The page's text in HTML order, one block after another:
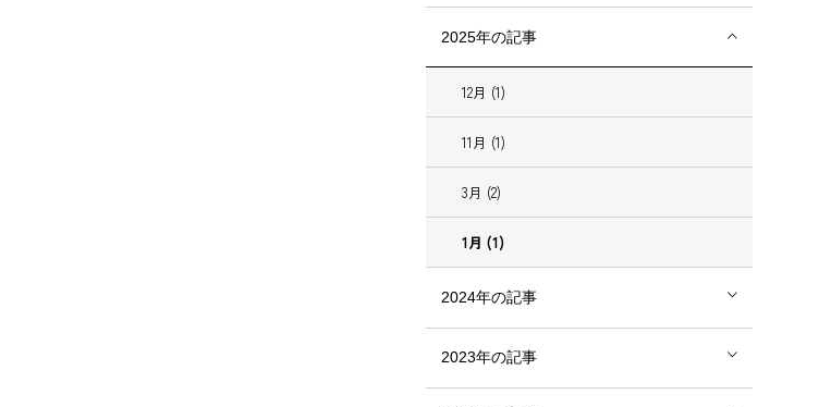
2025年の記事
12月 (1)
11月 (1)
3月 (2)
1月 (1)
2024年の記事
2023年の記事